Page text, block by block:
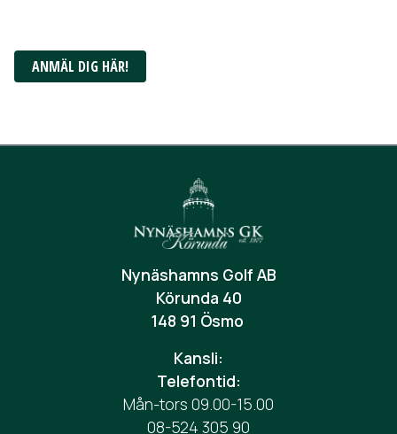
ANMÄL DIG HÄR!
Nynäshamns Golf AB
Körunda 40
148 91 Ösmo
Kansli:
Telefontid:
Mån-tors 09.00-15.00
08-524 305 90